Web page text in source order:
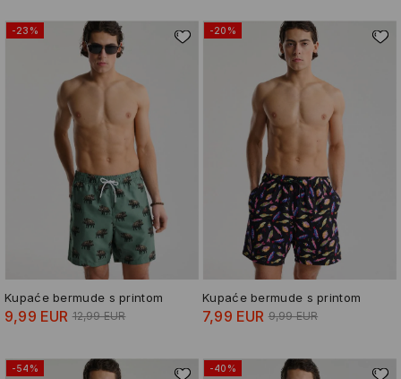
-23%
Kupaće bermude s printom
9,99 EUR 12,99 EUR
-20%
Kupaće bermude s printom
7,99 EUR 9,99 EUR
-54% -40%